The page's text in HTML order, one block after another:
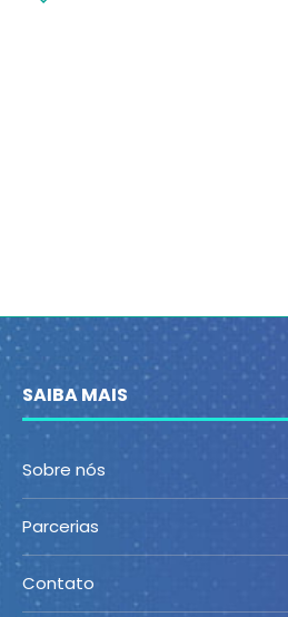
SAIBA MAIS
Sobre nós
Parcerias
Contato